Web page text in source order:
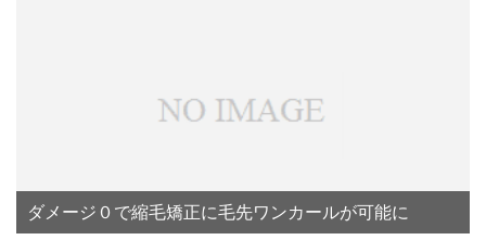
ダメージ０で縮毛矯正に毛先ワンカールが可能に